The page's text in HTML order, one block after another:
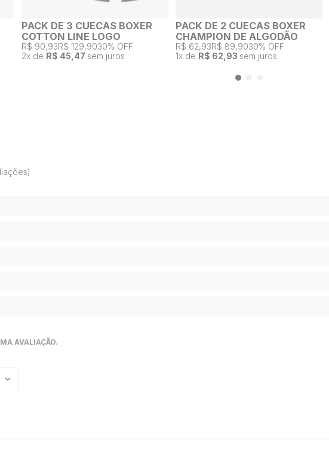
PACK DE 3 CUECAS BOXER
COTTON LINE LOGO
R$ 90,93R$ 129,9030% OFF
2x de R$ 45,47 sem juros
PACK DE 2 CUECAS BOXER
CHAMPION DE ALGODÃO
R$ 62,93R$ 89,9030% OFF
1x de R$ 62,93 sem juros
AVALIAÇÃO.